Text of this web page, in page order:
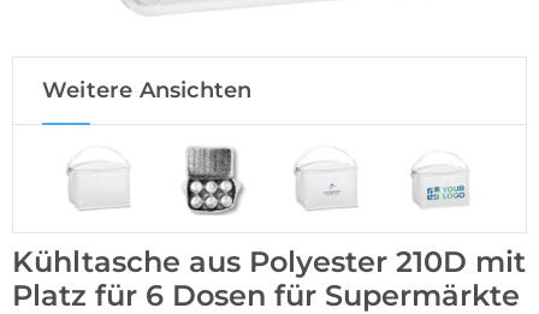
Weitere Ansichten
Kühltasche aus Polyester 210D mit
Platz für 6 Dosen für Supermärkte